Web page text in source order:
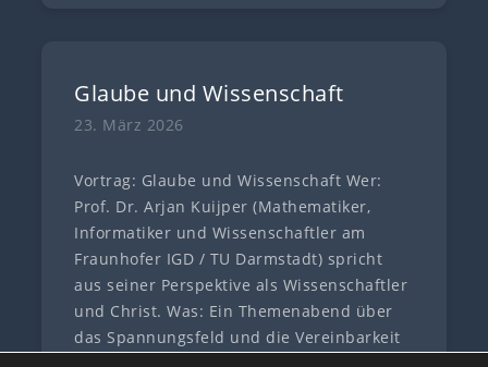
Glaube und Wissenschaft
23. März 2026
Vortrag: Glaube und Wissenschaft Wer:
Prof. Dr. Arjan Kuijper (Mathematiker,
Informatiker und Wissenschaftler am
Fraunhofer IGD / TU Darmstadt) spricht
aus seiner Perspektive als Wissenschaftler
und Christ. Was: Ein Themenabend über
das Spannungsfeld und die Vereinbarkeit